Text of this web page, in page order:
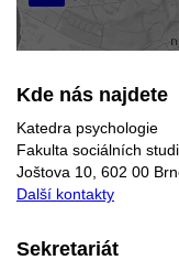
Kde nás najdete
Katedra psychologie
Fakulta sociálních
Joštova 10, 602 00
Další kontakty
Sekretariát